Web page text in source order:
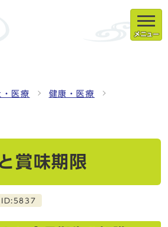
メニュー
医療 健康・医療
賞味期限
ID:5837